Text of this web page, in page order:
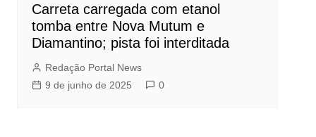
Carreta carregada com etanol
tomba entre Nova Mutum e
Diamantino; pista foi interditada
Redação Portal News
9 de junho de 2025
0